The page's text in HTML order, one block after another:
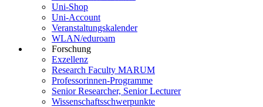
Uni-Shop
Uni-Account
Veranstaltungskalender
WLAN/eduroam
Forschung
Exzellenz
Research Faculty MARUM
Professorinnen-Programme
Senior Researcher, Senior Lecturer
Wissenschaftsschwerpunkte